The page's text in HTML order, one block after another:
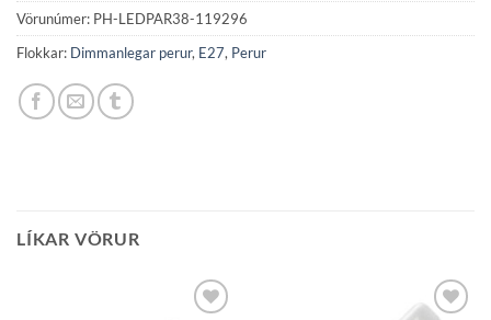
Vörunúmer: PH-LEDPAR38-119296
Flokkar: Dimmanlegar perur, E27, Perur
LÍKAR VÖRUR